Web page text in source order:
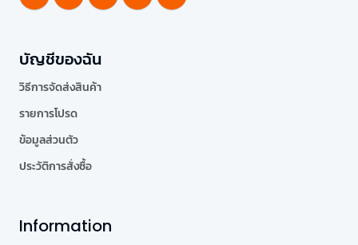
บัญชีของฉัน
วิธีการจัดส่งสินค้า
รายการโปรด
ข้อมูลส่วนตัว
ประวัติการสั่งซื้อ
Information